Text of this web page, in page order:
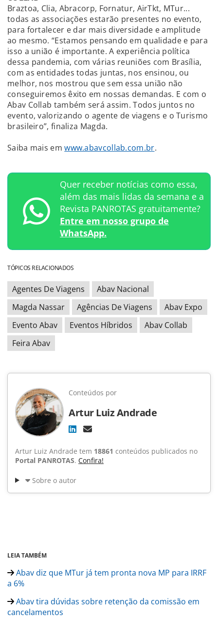
Braztoa, Clia, Abracorp, Fornatur, AirTkt, MTur...
todas as associações estarão presentes no evento,
para fortalecer e dar mais diversidade e amplitude
ao mesmo. “Estamos pensando em qualidade e para
isso a união é importante. A experiência política
dessa pandemia, com várias reuniões com Brasília,
com as entidades todas juntas, nos ensinou, ou
melhor, nos mostrou que sem essa união não
conseguiremos êxito em nossas demandas. E com o
Abav Collab também será assim. Todos juntos no
evento, valorizando o agente de viagens e o Turismo
brasileiro”, finaliza Magda.
Saiba mais emwww.abavcollab.com.br.
Quer receber notícias como essa,
além das mais lidas da semana e a
Revista PANROTAS gratuitamente?
Entre em nosso grupo de
WhatsApp.
TÓPICOS RELACIONADOS
Agentes De Viagens
Abav Nacional
Magda Nassar
Agências De Viagens
Abav Expo
Evento Abav
Eventos Híbridos
Abav Collab
Feira Abav
Conteúdos por
Artur Luiz Andrade
Artur Luiz Andrade tem 18861 conteúdos publicados no
Portal PANROTAS. Confira!
Sobre o autor
LEIA TAMBÉM
Abav diz que MTur já tem pronta nova MP para IRRF
a 6%
Abav tira dúvidas sobre retenção da comissão em
cancelamentos